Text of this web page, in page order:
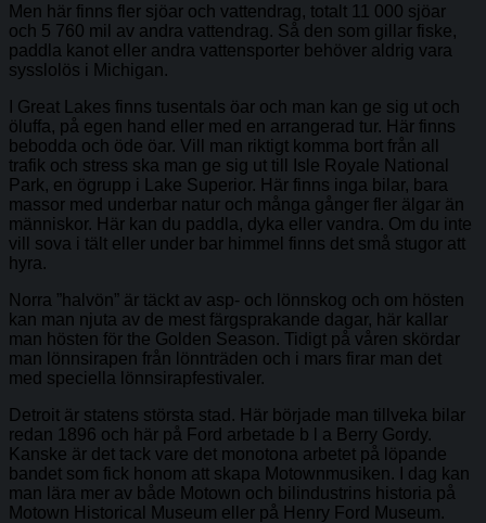
Men här finns fler sjöar och vattendrag, totalt 11 000 sjöar
och 5 760 mil av andra vattendrag. Så den som gillar fiske,
paddla kanot eller andra vattensporter behöver aldrig vara
sysslolös i Michigan.
I Great Lakes finns tusentals öar och man kan ge sig ut och
öluffa, på egen hand eller med en arrangerad tur. Här finns
bebodda och öde öar. Vill man riktigt komma bort från all
trafik och stress ska man ge sig ut till Isle Royale National
Park, en ögrupp i Lake Superior. Här finns inga bilar, bara
massor med underbar natur och många gånger fler älgar än
människor. Här kan du paddla, dyka eller vandra. Om du inte
vill sova i tält eller under bar himmel finns det små stugor att
hyra.
Norra ”halvön” är täckt av asp- och lönnskog och om hösten
kan man njuta av de mest färgsprakande dagar, här kallar
man hösten för the Golden Season. Tidigt på våren skördar
man lönnsirapen från lönnträden och i mars firar man det
med speciella lönnsirapfestivaler.
Detroit är statens största stad. Här började man tillveka bilar
redan 1896 och här på Ford arbetade b l a Berry Gordy.
Kanske är det tack vare det monotona arbetet på löpande
bandet som fick honom att skapa Motownmusiken. I dag kan
man lära mer av både Motown och bilindustrins historia på
Motown Historical Museum eller på Henry Ford Museum.